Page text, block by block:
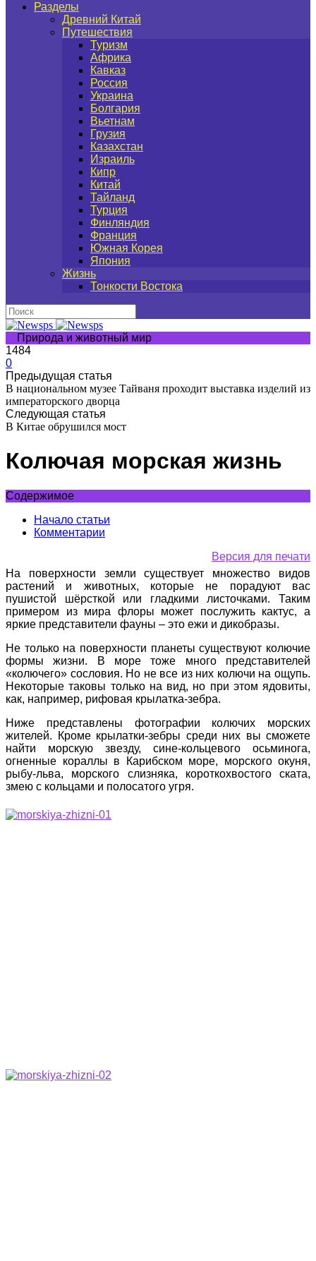
Разделы
Древний Китай
Путешествия
Туризм
Африка
Кавказ
Россия
Украина
Болгария
Вьетнам
Грузия
Казахстан
Израиль
Кипр
Китай
Тайланд
Турция
Финляндия
Франция
Южная Корея
Япония
Жизнь
Тонкости Востока
Природа и животный мир
1484
0
Предыдущая статья
В национальном музее Тайваня проходит выставка изделий из
императорского дворца
Следующая статья
В Китае обрушился мост
Колючая морская жизнь
Содержимое
Начало статьи
Комментарии
Версия для печати
На поверхности земли существует множество видов
растений и животных, которые не порадуют вас
пушистой шёрсткой или гладкими листочками. Таким
примером из мира флоры может послужить кактус, а
яркие представители фауны – это ежи и дикобразы.
Не только на поверхности планеты существуют колючие
формы жизни. В море тоже много представителей
«колючего» сословия. Но не все из них колючи на ощупь.
Некоторые таковы только на вид, но при этом ядовиты,
как, например, рифовая крылатка-зебра.
Ниже представлены фотографии колючих морских
жителей. Кроме крылатки-зебры среди них вы сможете
найти морскую звезду, сине-кольцевого осьминога,
огненные кораллы в Карибском море, морского окуня,
рыбу-льва, морского слизняка, короткохвостого ската,
змею с кольцами и полосатого угря.